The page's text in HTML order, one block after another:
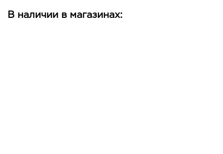
В наличии в магазинах: